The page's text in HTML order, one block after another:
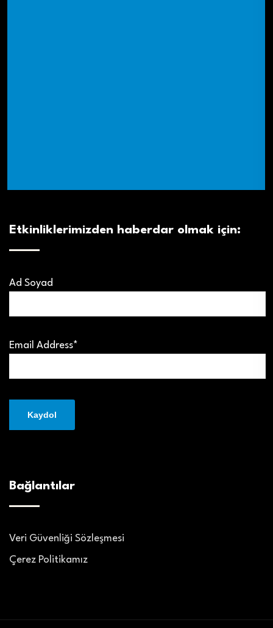
Etkinliklerimizden haberdar olmak için:
Ad Soyad
Email Address*
Bağlantılar
Veri Güvenliği Sözleşmesi
Çerez Politikamız